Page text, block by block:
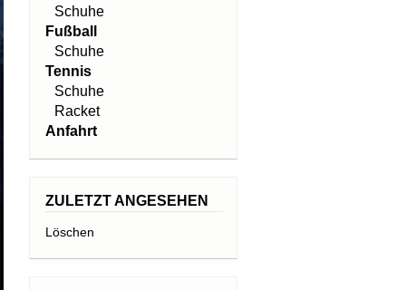
Schuhe
Fußball
Schuhe
Tennis
Schuhe
Racket
Anfahrt
ZULETZT ANGESEHEN
Löschen